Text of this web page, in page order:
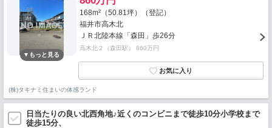
168m²（50.81坪）（登記）
福井市高木北
ＪＲ北陸本線「森田」歩26分
高木北２（森田駅） 860万円
(株)タキナミ住まいの体感ランド
日当たりの良い北西角地♪近くのコンビニまで徒歩10分小学校まで
徒歩15分、